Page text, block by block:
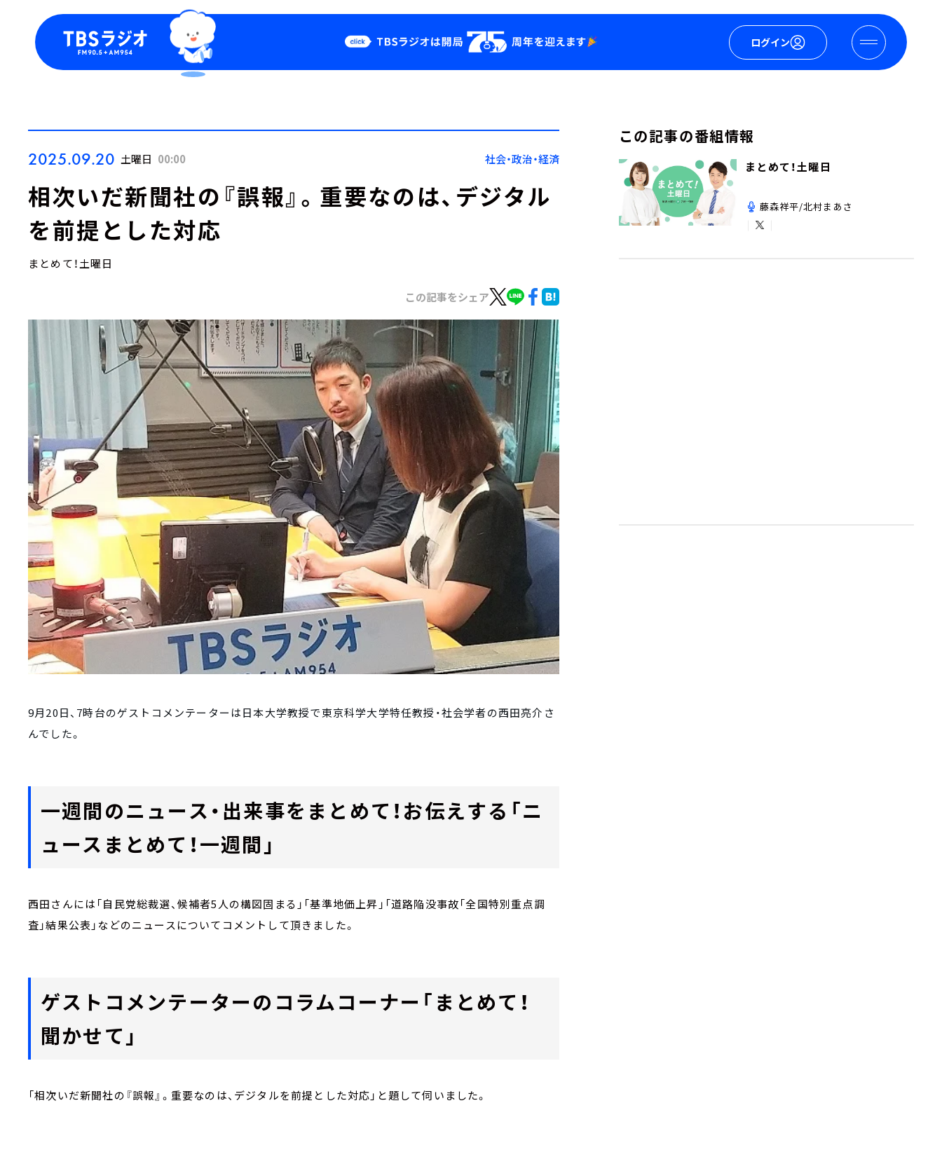
ログイン
Podcast
YouTube
会社情報
2025.09.20 土曜日 00:00 社会・政治・経済
相次いだ新聞社の『誤報』。重要なのは、デジタル
を前提とした対応
まとめて！土曜日
この記事をシェア
9月20日、7時台のゲストコメンテーターは日本大学教授で東京科学大学特任教授・社会学者の西田亮介さ
んでした。
一週間のニュース・出来事をまとめて！お伝えする「ニ
ュースまとめて！一週間」
西田さんには「自民党総裁選、候補者5人の構図固まる」「基準地価上昇」「道路陥没事故「全国特別重点調
査」結果公表」などのニュースについてコメントして頂きました。
ゲストコメンテーターのコラムコーナー「まとめて！
聞かせて」
「相次いだ新聞社の『誤報』。重要なのは、デジタルを前提とした対応」と題して伺いました。
この記事の番組情報
まとめて！土曜日
藤森祥平/北村まあさ